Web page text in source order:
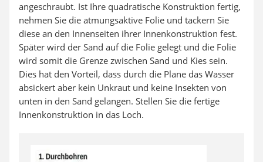
angeschraubt. Ist Ihre quadratische Konstruktion fertig,
nehmen Sie die atmungsaktive Folie und tackern Sie
diese an den Innenseiten ihrer Innenkonstruktion fest.
Später wird der Sand auf die Folie gelegt und die Folie
wird somit die Grenze zwischen Sand und Kies sein.
Dies hat den Vorteil, dass durch die Plane das Wasser
absickert aber kein Unkraut und keine Insekten von
unten in den Sand gelangen. Stellen Sie die fertige
Innenkonstruktion in das Loch.